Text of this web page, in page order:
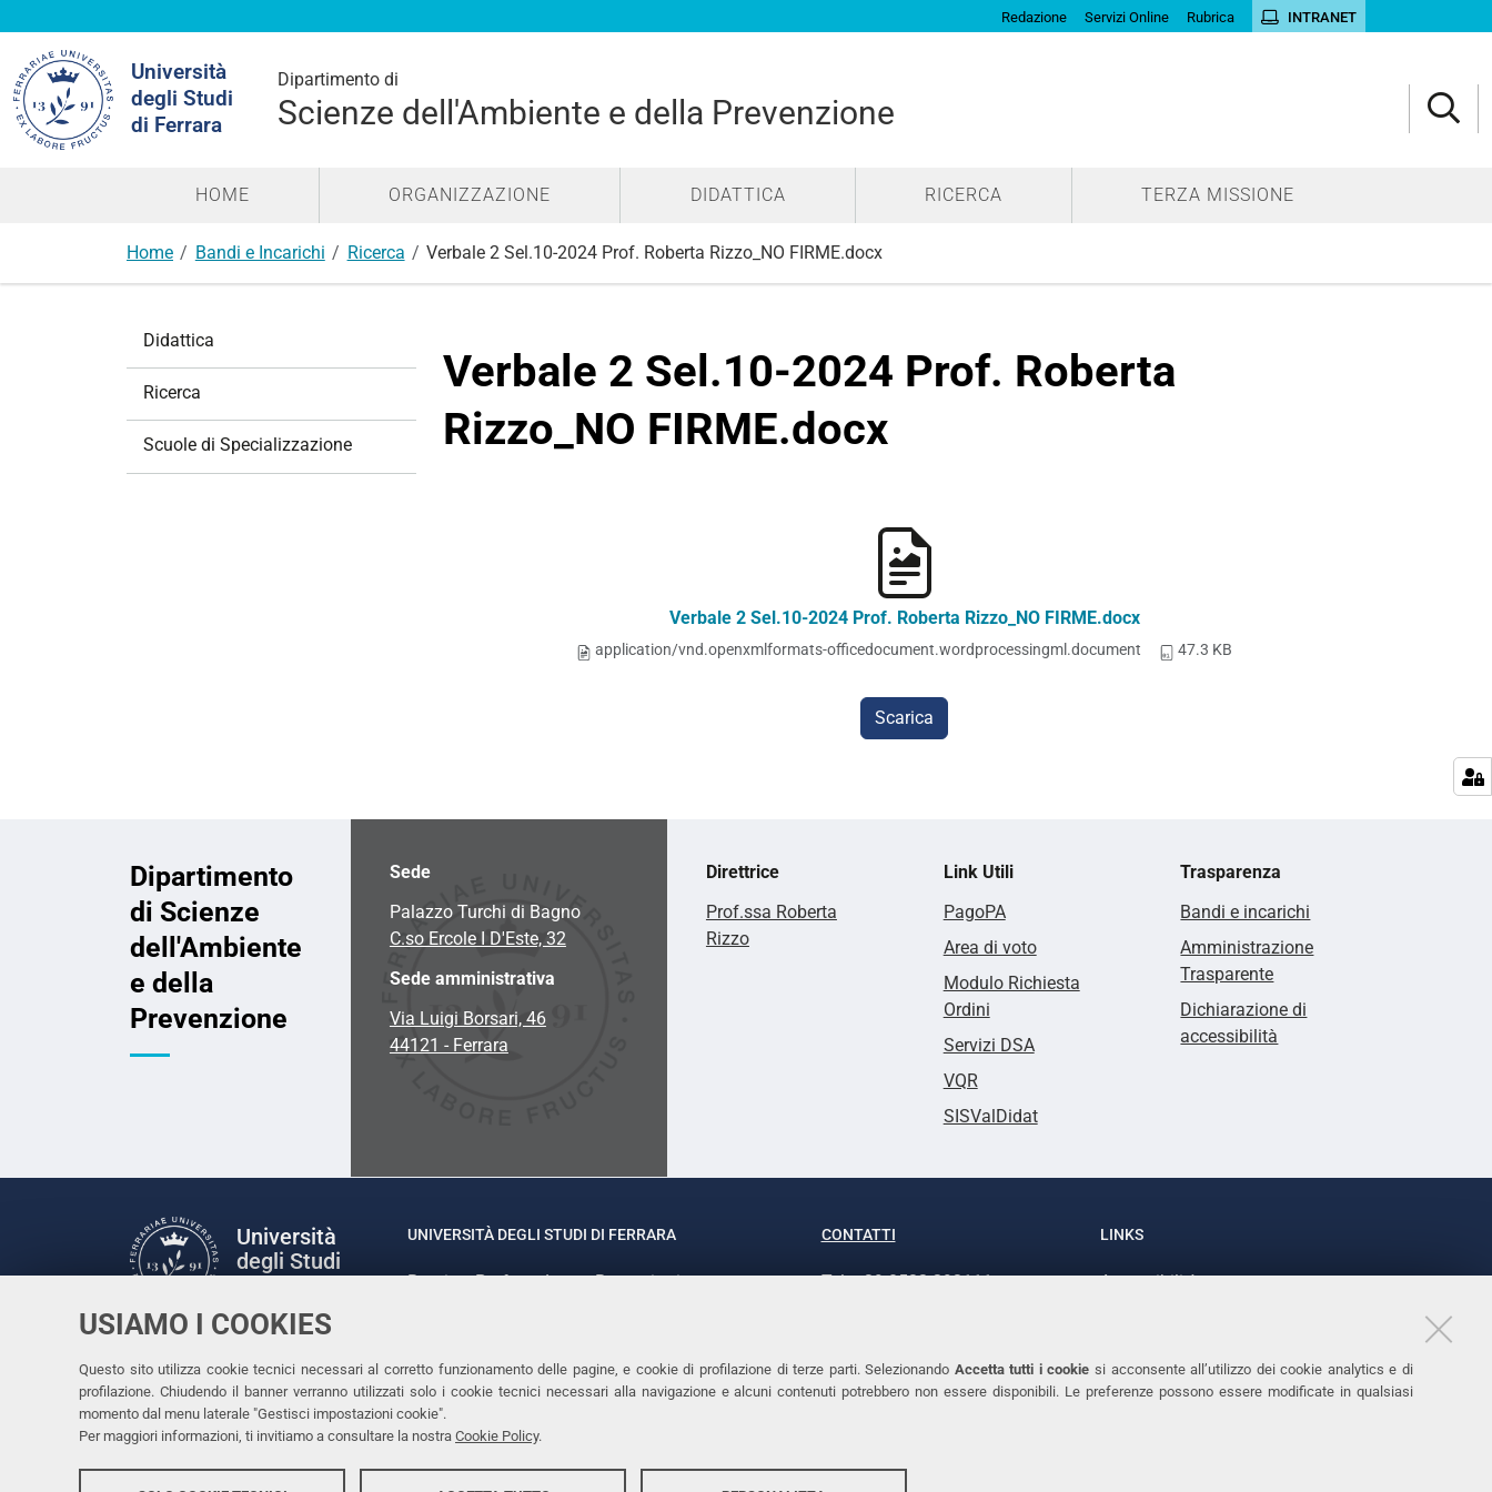
USIAMO I COOKIES
Questo sito utilizza cookie tecnici necessari al corretto funzionamento delle pagine, e cookie di profilazione di terze parti. Selezionando Accetta tutti i cookie si acconsente all’utilizzo dei cookie analytics e di
profilazione. Chiudendo il banner verranno utilizzati solo i cookie tecnici necessari alla navigazione e alcuni contenuti potrebbero non essere disponibili. Le preferenze possono essere modificate in qualsiasi
momento dal menu laterale "Gestisci impostazioni cookie".
Per maggiori informazioni, ti invitiamo a consultare la nostra Cookie Policy.
Redazione Servizi Online Rubrica INTRANET
Università
degli Studi
di Ferrara
Dipartimento di
Scienze dell'Ambiente e della Prevenzione
nel
sito
HOME ORGANIZZAZIONE DIDATTICA RICERCA TERZA MISSIONE
Home Bandi e Incarichi Ricerca Verbale 2 Sel.10-2024 Prof. Roberta Rizzo_NO FIRME.docx
Verbale 2 Sel.10-2024 Prof. Roberta
Rizzo_NO FIRME.docx
Verbale 2 Sel.10-2024 Prof. Roberta Rizzo_NO FIRME.docx
application/vnd.openxmlformats-officedocument.wordprocessingml.document 47.3 KB
Scarica
Didattica
Ricerca
Scuole di Specializzazione
Dipartimento
di Scienze
dell'Ambiente
e della
Prevenzione
Sede
Palazzo Turchi di Bagno
C.so Ercole I D'Este, 32
Sede amministrativa
Via Luigi Borsari, 46
44121 - Ferrara
Direttrice
Prof.ssa Roberta
Rizzo
Link Utili
PagoPA
Area di voto
Modulo Richiesta
Ordini
Servizi DSA
VQR
SISValDidat
Trasparenza
Bandi e incarichi
Amministrazione
Trasparente
Dichiarazione di
accessibilità
Università
degli Studi
Facebook
LinkedinInstagram
Youtube
UNIVERSITÀ DEGLI STUDI DI FERRARA
Rettrice: Prof.ssa Laura Ramaciotti
CONTATTI
Tel. +39 0532 293111
LINKS
Accessibilità
Cookies